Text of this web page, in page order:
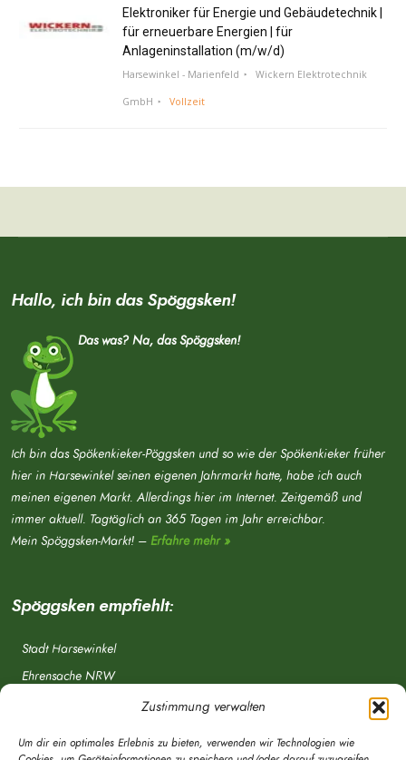
Zustimmung verwalten
Um dir ein optimales Erlebnis zu bieten, verwenden wir Technologien wie
Elektroniker für Energie und Gebäudetechnik |
für erneuerbare Energien | für
Anlageninstallation (m/w/d)
Harsewinkel - Marienfeld Wickern Elektrotechnik
GmbH Vollzeit
Hallo, ich bin das Spöggsken!
Das was? Na, das Spöggsken!
Ich bin das Spökenkieker-Pöggsken und so wie der Spökenkieker früher
hier in Harsewinkel seinen eigenen Jahrmarkt hatte, habe ich auch
meinen eigenen Markt. Allerdings hier im Internet. Zeitgemäß und
immer aktuell. Tagtäglich an 365 Tagen im Jahr erreichbar.
Mein Spöggsken-Markt! – Erfahre mehr »
Spöggsken empfiehlt:
Stadt Harsewinkel
Ehrensache NRW